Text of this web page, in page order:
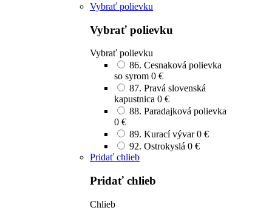
Vybrať polievku
Vybrať polievku
Vybrať polievku
86. Cesnaková polievka
so syrom 0 €
87. Pravá slovenská
kapustnica 0 €
88. Paradajková polievka
0 €
89. Kurací vývar 0 €
92. Ostrokyslá 0 €
Pridať chlieb
Pridať chlieb
Chlieb